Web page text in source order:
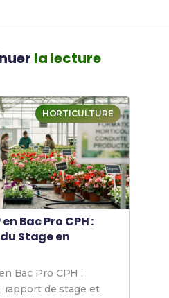
la lecture
HORTICULTURE
Bac Pro CPH :
Stage en
Bac Pro CPH :
rapport de stage et